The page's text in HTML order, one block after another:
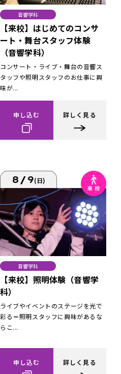
音響学科
【来校】はじめてのコンサ
ート・舞台スタッフ体験
（音響学科）
コンサート・ライブ・舞台の音響ス
タッフや照明スタッフのお仕事に興
味が...
申し込む 詳しく見る
8/9(日)
音響学科
【来校】照明体験（音響学
科）
ライブやイベントのステージを光で
彩る＝照明スタッフに興味があるな
らこ...
申し込む 詳しく見る